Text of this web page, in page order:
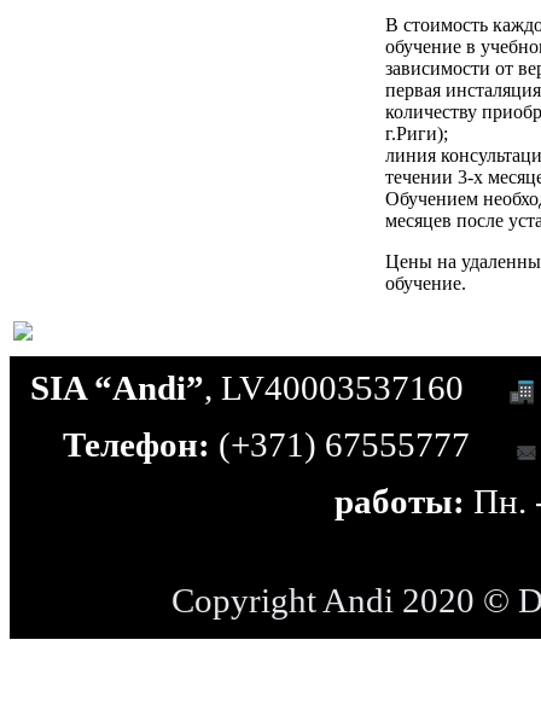
В стоимость
обучение в
зависимости от
первая
количеству
г.Риги);
линия
течении 3-х
Обучением
месяцев после
Цены на
обучение.
SIA “Andi”, LV40003537160
Телефон: (+371) 67555777
работы: Пн.
Copyright Andi 2020 ©